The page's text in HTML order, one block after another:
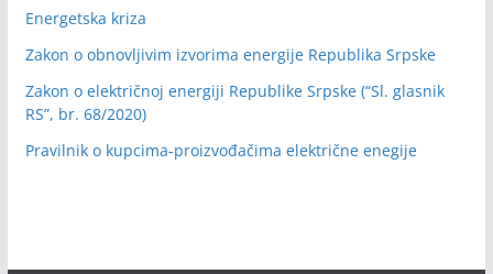
Energetska kriza
Zakon o obnovljivim izvorima energije Republika Srpske
Zakon o električnoj energiji Republike Srpske (“Sl. glasnik
RS”, br. 68/2020)
Pravilnik o kupcima-proizvođačima električne enegije